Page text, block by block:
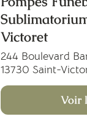
Victoret
244 Boulevard
13730 Saint-
Voir